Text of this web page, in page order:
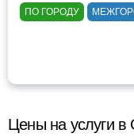
ПО ГОРОДУ
Цены на услуги в